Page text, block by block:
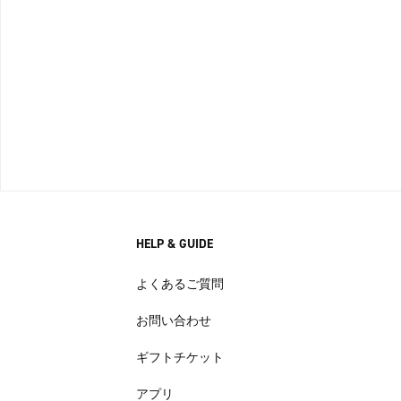
HELP & GUIDE
よくあるご質問
お問い合わせ
ギフトチケット
アプリ